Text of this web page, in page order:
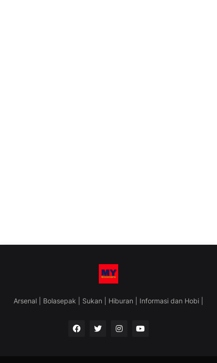
Arsenal | Bolasepak | Sukan | Hiburan | Informasi dan Hobi |